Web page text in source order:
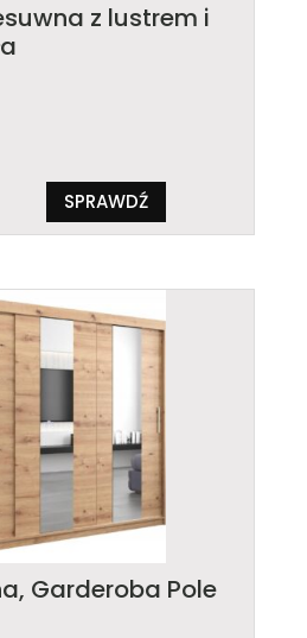
z lustrem i
SPRAWDŹ
Garderoba Pole